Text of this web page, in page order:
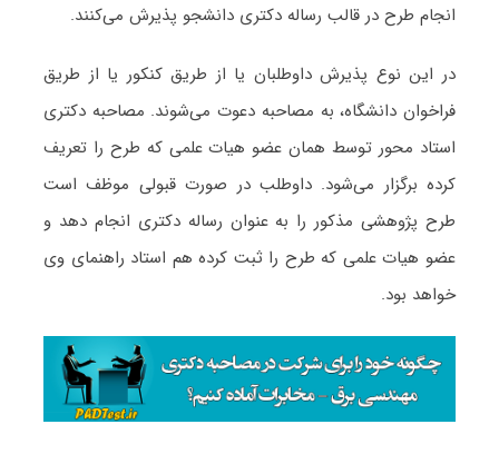
انجام طرح در قالب رساله دکتری دانشجو پذیرش می‌کنند.
در این نوع پذیرش داوطلبان یا از طریق کنکور یا از طریق
فراخوان دانشگاه، به مصاحبه دعوت می‌شوند. مصاحبه دکتری
استاد محور توسط همان عضو هیات علمی که طرح را تعریف
کرده برگزار می‌شود. داوطلب در صورت قبولی موظف است
طرح پژوهشی مذکور را به عنوان رساله دکتری انجام دهد و
عضو هیات علمی که طرح را ثبت کرده هم استاد راهنمای وی
خواهد بود.